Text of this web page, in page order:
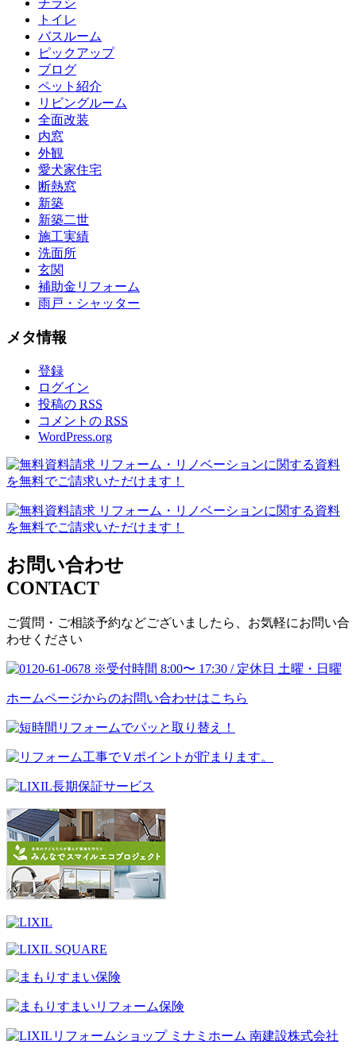
チラシ
トイレ
バスルーム
ピックアップ
ブログ
ペット紹介
リビングルーム
全面改装
内窓
外観
愛犬家住宅
断熱窓
新築
新築二世
施工実績
洗面所
玄関
補助金リフォーム
雨戸・シャッター
メタ情報
登録
ログイン
投稿の RSS
コメントの RSS
WordPress.org
お問い合わせ
CONTACT
ご質問・ご相談予約などございましたら、お気軽にお問い合
わせください
ホームページからのお問い合わせはこちら